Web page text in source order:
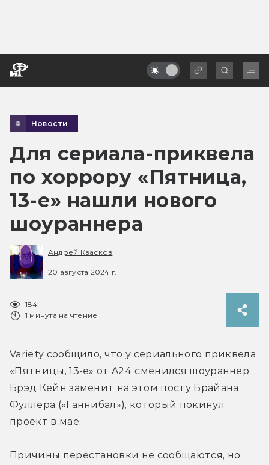
Новости
Для сериала-приквела
по хоррору «Пятница,
13-е» нашли нового
шоураннера
Андрей Квасков
20 августа 2024 г.
184
1 минута на чтение
Variety сообщило, что у сериального приквела
«Пятницы, 13-е» от A24 сменился шоураннер.
Брэд Кейн заменит на этом посту Брайана
Фуллера («Ганнибал»), который покинул
проект в мае.
Причины перестановки не сообщаются, но